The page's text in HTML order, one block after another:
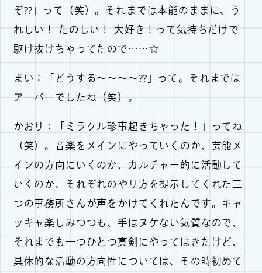
ぞ⁇」って（笑）。それまでは本能のままに、う
れしい！ たのしい！ 大好き！って気持ちだけで
駆け抜けちゃってたので……☆
まい：「どうする〜〜〜〜⁇」って。それまでは
アーパーでしたね（笑）。
かおり：「ミラクル珍事起きちゃった！」ってね
（笑）。音楽をメインにやっていくのか、芸能メ
インの方向にいくのか、カルチャー的に活動して
いくのか、それぞれのやり方を提示してくれた三
つの事務所さんが声をかけてくれたんです。キャ
ッキャ楽しみつつも、手はヌケない気質なので、
それまでも一つひとつ真剣にやってはきたけど、
具体的な活動の方向性については、その時初めて